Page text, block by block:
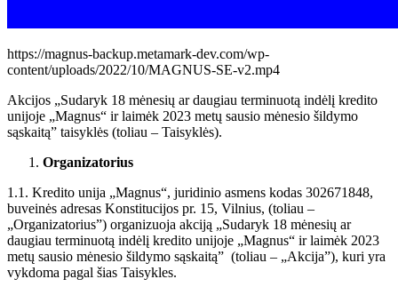
https://magnus-backup.metamark-dev.com/wp-
content/uploads/2022/10/MAGNUS-SE-v2.mp4
Akcijos „Sudaryk 18 mėnesių ar daugiau terminuotą indėlį kredito
unijoje „Magnus“ ir laimėk 2023 metų sausio mėnesio šildymo
sąskaitą” taisyklės (toliau – Taisyklės).
Organizatorius
1.1. Kredito unija „Magnus“, juridinio asmens kodas 302671848,
buveinės adresas Konstitucijos pr. 15, Vilnius, (toliau –
„Organizatorius”) organizuoja akciją „Sudaryk 18 mėnesių ar
daugiau terminuotą indėlį kredito unijoje „Magnus“ ir laimėk 2023
metų sausio mėnesio šildymo sąskaitą” (toliau – „Akcija”), kuri yra
vykdoma pagal šias Taisykles.